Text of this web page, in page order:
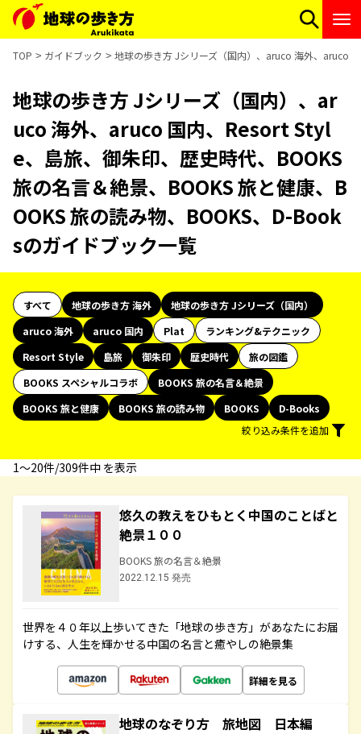
TOP ガイドブック 地球の歩き方 Jシリーズ（国内）、aruco 海外、aruco
地球の歩き方 Jシリーズ（国内）、ar
uco 海外、aruco 国内、Resort Styl
e、島旅、御朱印、歴史時代、BOOKS
旅の名言＆絶景、BOOKS 旅と健康、B
OOKS 旅の読み物、BOOKS、D-Book
sのガイドブック一覧
すべて 地球の歩き方 海外
地球の歩き方 Jシリーズ（国内）
aruco 海外
aruco 国内 Plat
ランキング&テクニック
Resort Style
島旅 御朱印 歴史時代
旅の図鑑
BOOKS スペシャルコラボ
BOOKS 旅の名言＆絶景
BOOKS 旅と健康
BOOKS 旅の読み物 BOOKS
D-Books
絞り込み条件を追加
1〜20件/309件中 を表示
悠久の教えをひもとく中国のことばと
絶景１００
BOOKS 旅の名言＆絶景
2022.12.15 発売
世界を４０年以上歩いてきた「地球の歩き方」があなたにお届
けする、人生を輝かせる中国の名言と癒やしの絶景集
詳細を見る
地球のなぞり方 旅地図 日本編